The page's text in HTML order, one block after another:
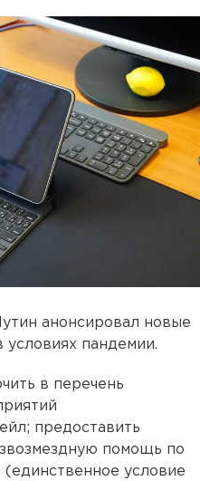
анонсировал новые
пандемии.
в перечень
предоставить
помощь по
(единственное условие